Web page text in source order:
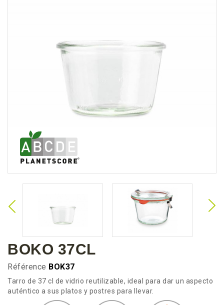
BOKO 37CL
Référence BOK37
Tarro de 37 cl de vidrio reutilizable, ideal para dar un aspecto
auténtico a sus platos y postres para llevar.